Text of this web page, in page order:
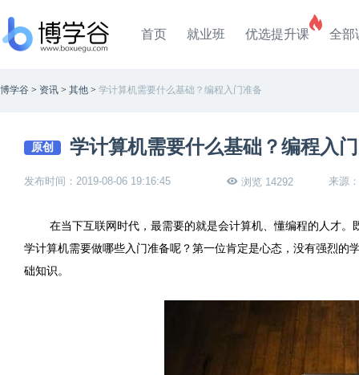
首页 就业班 优选提升课 全部
博学谷 > 资讯 > 其他 > 学计算机需要什么基础？编程入门准备
原创 学计算机需要什么基础？编程入
发布时间：2019-08-06 19:16:45 浏览 14292 来源
在当下互联网时代，最需要的就是会计算机、懂编程的人才
学计算机需要做哪些入门准备呢？第一位肯定是心态，没有强烈
础知识。